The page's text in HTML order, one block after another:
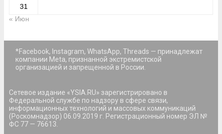
31
« Июн
*Facebook, Instagram, WhatsApp, Threads — принадлежат
компании Meta, признанной экстремистской
организацией и запрещенной в России.
Сетевое издание «YSIA.RU» зарегистрировано в
Федеральной службе по надзору в сфере связи,
информационных технологий и массовых коммуникаций
(Роскомнадзор) 06.09.2019 г. Регистрационный номер ЭЛ №
ФС 77 — 76613.